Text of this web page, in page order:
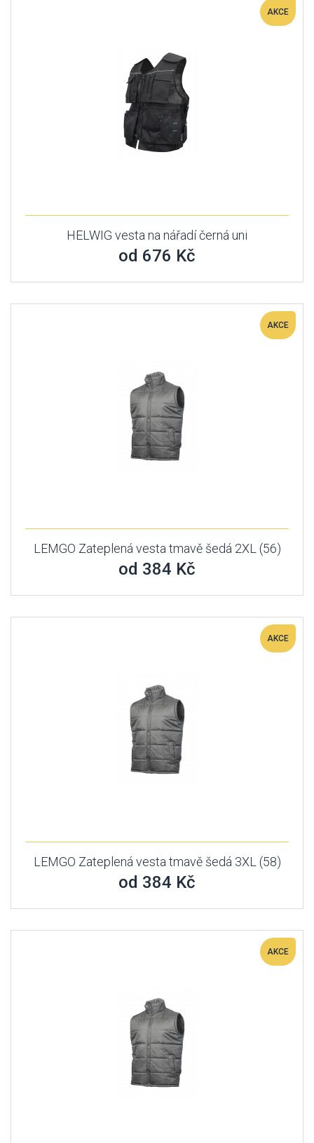
AKCE
HELWIG vesta na nářadí černá uni
od 676 Kč
AKCE
LEMGO Zateplená vesta tmavě šedá 2XL (56)
od 384 Kč
AKCE
LEMGO Zateplená vesta tmavě šedá 3XL (58)
od 384 Kč
AKCE